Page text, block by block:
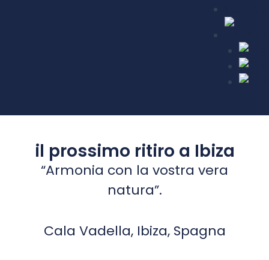
il prossimo ritiro a Ibiza
“Armonia con la vostra vera
natura”.
Cala Vadella, Ibiza, Spagna